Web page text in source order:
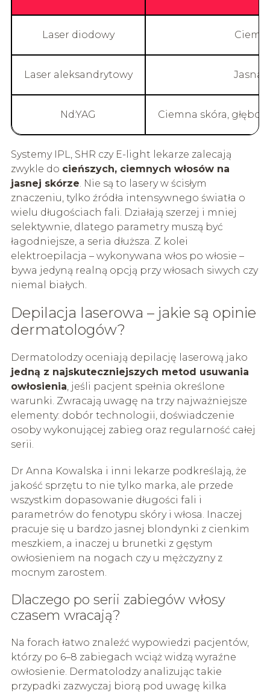
Laser diodowy
Laser aleksandrytowy Jasna
Nd:YAG Ciemna skóra,
Systemy IPL, SHR czy E-light lekarze zalecają
zwykle do cieńszych, ciemnych włosów na
jasnej skórze. Nie są to lasery w ścisłym
znaczeniu, tylko źródła intensywnego światła o
wielu długościach fali. Działają szerzej i mniej
selektywnie, dlatego parametry muszą być
łagodniejsze, a seria dłuższa. Z kolei
elektroepilacja – wykonywana włos po włosie –
bywa jedyną realną opcją przy włosach siwych czy
niemal białych.
Depilacja laserowa – jakie są opinie
dermatologów?
Dermatolodzy oceniają depilację laserową jako
jedną z najskuteczniejszych metod usuwania
owłosienia, jeśli pacjent spełnia określone
warunki. Zwracają uwagę na trzy najważniejsze
elementy: dobór technologii, doświadczenie
osoby wykonującej zabieg oraz regularność całej
serii.
Dr Anna Kowalska i inni lekarze podkreślają, że
jakość sprzętu to nie tylko marka, ale przede
wszystkim dopasowanie długości fali i
parametrów do fenotypu skóry i włosa. Inaczej
pracuje się u bardzo jasnej blondynki z cienkim
meszkiem, a inaczej u brunetki z gęstym
owłosieniem na nogach czy u mężczyzny z
mocnym zarostem.
Dlaczego po serii zabiegów włosy
czasem wracają?
Na forach łatwo znaleźć wypowiedzi pacjentów,
którzy po 6–8 zabiegach wciąż widzą wyraźne
owłosienie. Dermatolodzy analizując takie
przypadki zazwyczaj biorą pod uwagę kilka